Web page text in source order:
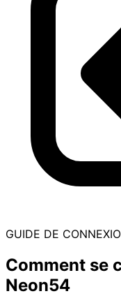
GUIDE DE
Comment se
Neon54